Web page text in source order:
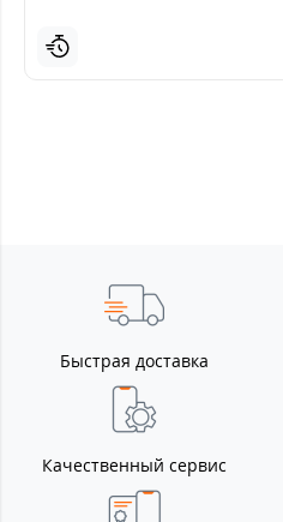
Быстрая доставка
Качественный сервис